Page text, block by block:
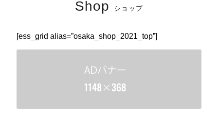
Shop ショップ
[ess_grid alias=”osaka_shop_2021_top”]